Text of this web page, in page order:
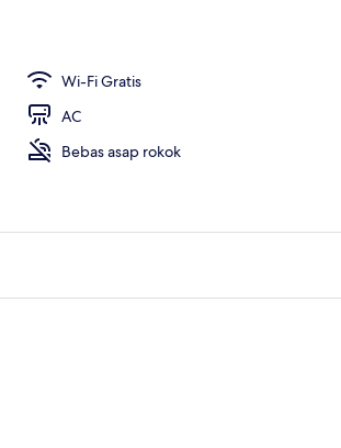
Wi-Fi Gratis
AC
Bebas asap rokok